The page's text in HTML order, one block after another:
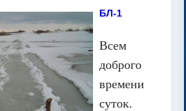
БЛ-1
Всем
доброго
времени
суток.